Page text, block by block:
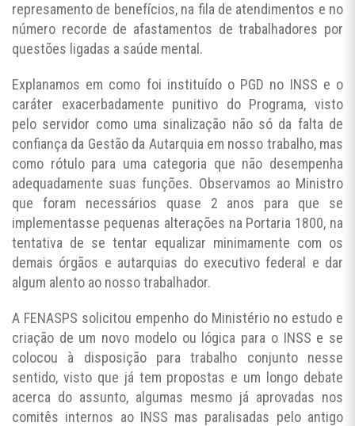
represamento de benefícios, na fila de atendimentos e no
número recorde de afastamentos de trabalhadores por
questões ligadas a saúde mental.
Explanamos em como foi instituído o PGD no INSS e o
caráter exacerbadamente punitivo do Programa, visto
pelo servidor como uma sinalização não só da falta de
confiança da Gestão da Autarquia em nosso trabalho, mas
como rótulo para uma categoria que não desempenha
adequadamente suas funções. Observamos ao Ministro
que foram necessários quase 2 anos para que se
implementasse pequenas alterações na Portaria 1800, na
tentativa de se tentar equalizar minimamente com os
demais órgãos e autarquias do executivo federal e dar
algum alento ao nosso trabalhador.
A FENASPS solicitou empenho do Ministério no estudo e
criação de um novo modelo ou lógica para o INSS e se
colocou à disposição para trabalho conjunto nesse
sentido, visto que já tem propostas e um longo debate
acerca do assunto, algumas mesmo já aprovadas nos
comitês internos ao INSS mas paralisadas pelo antigo